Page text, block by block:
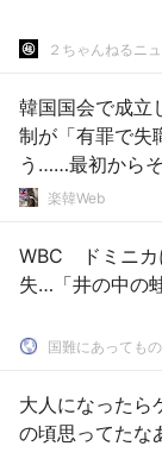
２ちゃんねるニ
韓国国会で成立
制が「有罪で失
う……最初から
楽韓Web
WBC ドミニカ
失…「井の中の
国難にあっても
大人になったら
の頃思ってたな